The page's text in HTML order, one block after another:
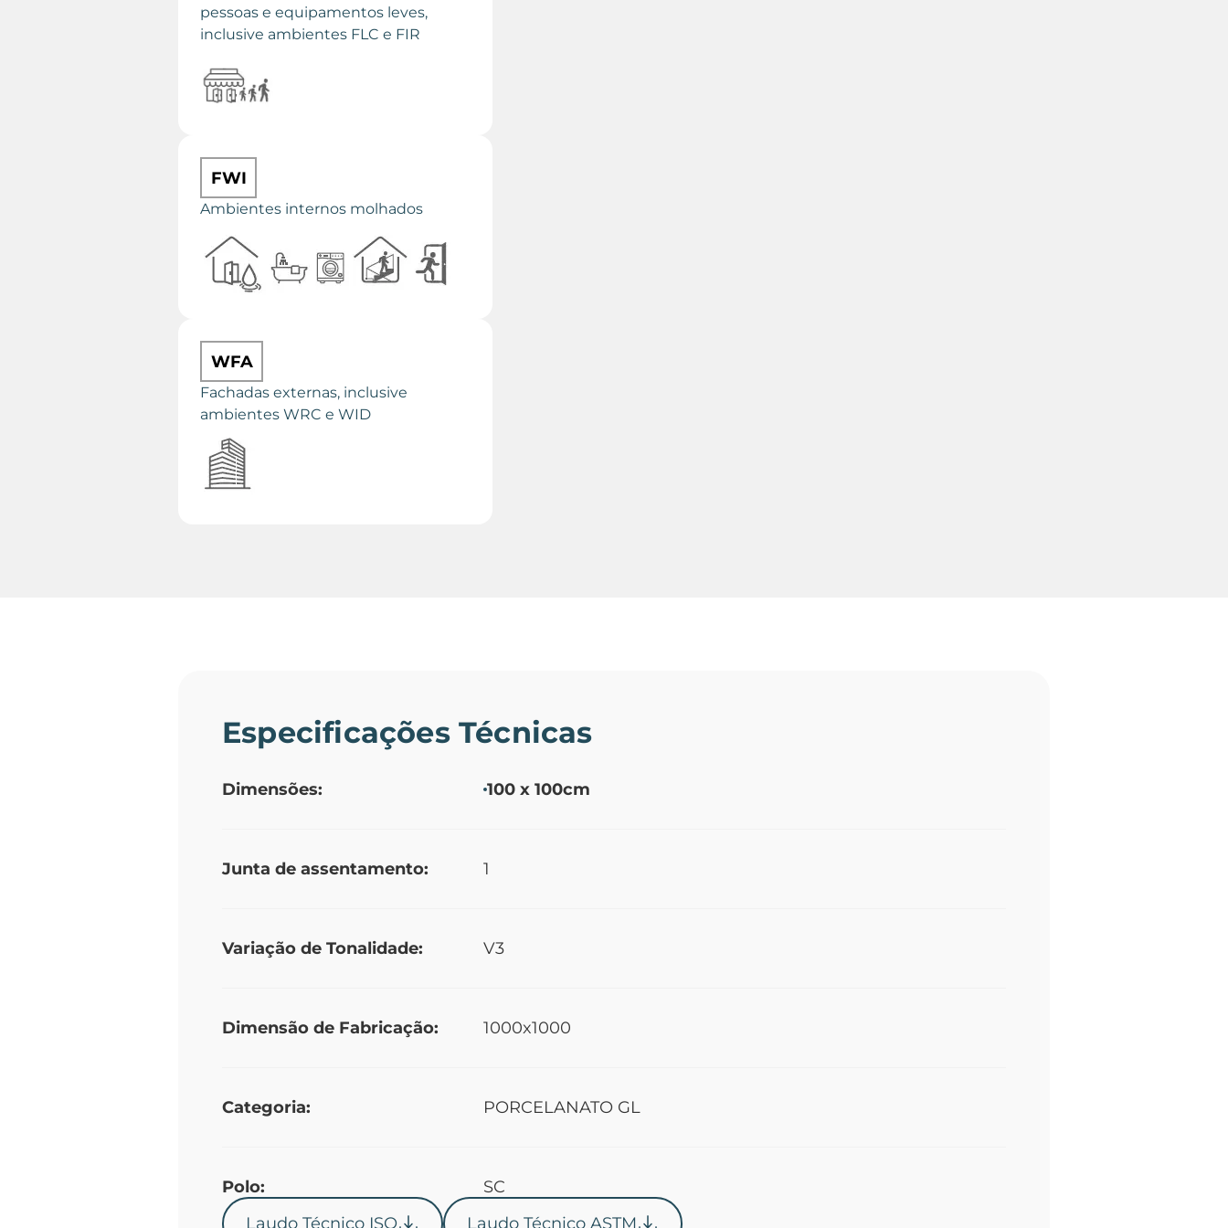
pessoas e equipamentos leves,
inclusive ambientes FLC e FIR
FWI
Ambientes internos molhados
WFA
Fachadas externas, inclusive
ambientes WRC e WID
Especificações Técnicas
Dimensões: 100 x 100cm
Junta de assentamento: 1
Variação de Tonalidade: V3
Dimensão de Fabricação: 1000x1000
Categoria: PORCELANATO GL
Polo:
SC
Laudo Técnico ISO
Laudo Técnico ASTM